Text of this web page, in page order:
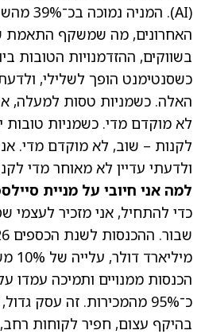
האחרונים, מה שמשקף התאמת
בשווקים, ההזדמנויות הטובות
כשסנטימנט הופך לשלילי,
האלה. כשמניות טסות למעלה,
לא מוקדם מדי. כשמניות טובות
ולדעתי עדיין לא מאוחר מדי
למה אני חיובי על מניית
כדי להתחיל, אני מזכיר לעצמי
שבור.
מיליארד דולר
,
כ־95% מהמכירות. זה עסק
בהיקף עצום, חפיר לקוחות